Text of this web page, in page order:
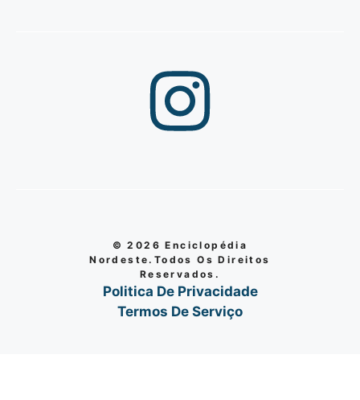
© 2026 Enciclopédia
Nordeste.Todos Os Direitos
Reservados.
Politica De Privacidade
Termos De Serviço